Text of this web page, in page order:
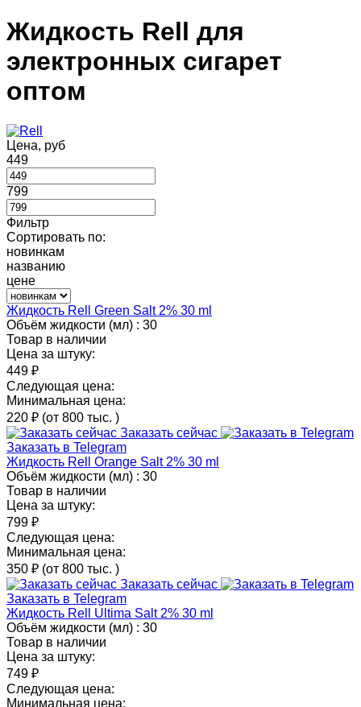
Жидкость Rell для
электронных сигарет
оптом
Цена, руб
449
799
Фильтр
Сортировать по:
новинкам
названию
цене
Жидкость Rell Green Salt 2% 30 ml
Объём жидкости (мл) : 30
Товар в наличии
Цена за штуку:
449 ₽
Следующая цена:
Минимальная цена:
220 ₽ (от 800 тыс. )
Заказать сейчас
Заказать в Telegram
Жидкость Rell Orange Salt 2% 30 ml
Объём жидкости (мл) : 30
Товар в наличии
Цена за штуку:
799 ₽
Следующая цена:
Минимальная цена:
350 ₽ (от 800 тыс. )
Заказать сейчас
Заказать в Telegram
Жидкость Rell Ultima Salt 2% 30 ml
Объём жидкости (мл) : 30
Товар в наличии
Цена за штуку:
749 ₽
Следующая цена:
Минимальная цена: